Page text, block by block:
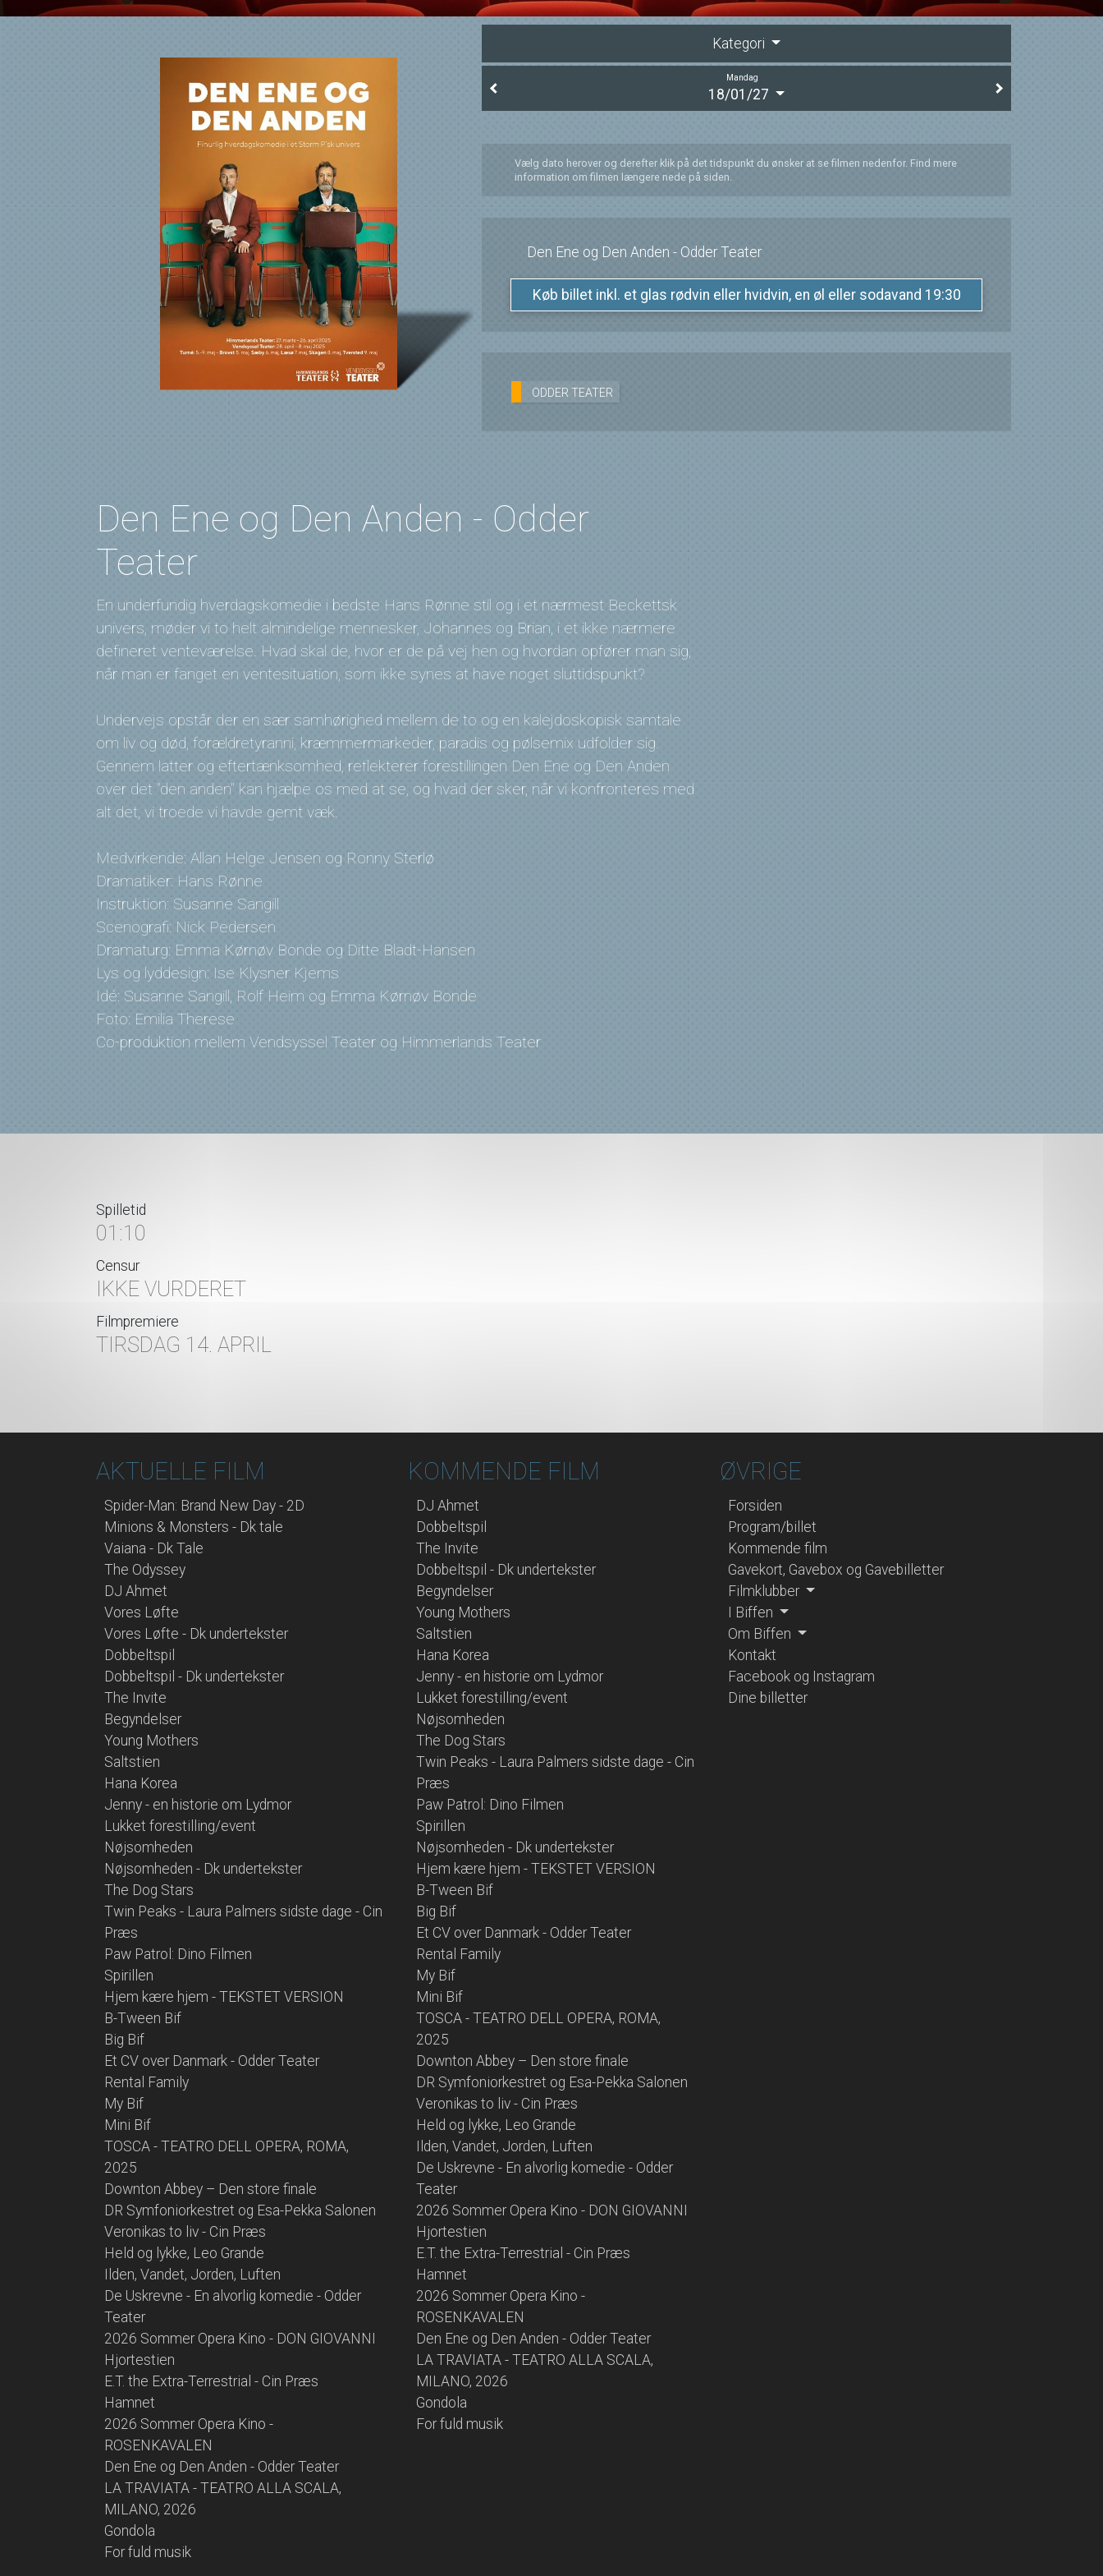
Kategori
Mandag
18/01/27
Vælg dato herover og derefter klik på det tidspunkt du ønsker at se filmen nedenfor. Find mere
information om filmen længere nede på siden.
Den Ene og Den Anden - Odder Teater
Køb billet inkl. et glas rødvin eller hvidvin, en øl eller sodavand 19:30
ODDER TEATER
Den Ene og Den Anden - Odder
Teater
En underfundig hverdagskomedie i bedste Hans Rønne stil og i et nærmest Beckettsk
univers, møder vi to helt almindelige mennesker, Johannes og Brian, i et ikke nærmere
defineret venteværelse. Hvad skal de, hvor er de på vej hen og hvordan opfører man sig,
når man er fanget en ventesituation, som ikke synes at have noget sluttidspunkt?
Undervejs opstår der en sær samhørighed mellem de to og en kalejdoskopisk samtale
om liv og død, forældretyranni, kræmmermarkeder, paradis og pølsemix udfolder sig.
Gennem latter og eftertænksomhed, reflekterer forestillingen Den Ene og Den Anden
over det "den anden" kan hjælpe os med at se, og hvad der sker, når vi konfronteres med
alt det, vi troede vi havde gemt væk.
Medvirkende: Allan Helge Jensen og Ronny Sterlø
Dramatiker: Hans Rønne
Instruktion: Susanne Sangill
Scenografi: Nick Pedersen
Dramaturg: Emma Kørnøv Bonde og Ditte Bladt-Hansen
Lys og lyddesign: Ise Klysner Kjems
Idé: Susanne Sangill, Rolf Heim og Emma Kørnøv Bonde
Foto: Emilia Therese
Co-produktion mellem Vendsyssel Teater og Himmerlands Teater
Spilletid
01:10
Censur
IKKE VURDERET
Filmpremiere
TIRSDAG 14. APRIL
AKTUELLE FILM
Spider-Man: Brand New Day - 2D
Minions & Monsters - Dk tale
Vaiana - Dk Tale
The Odyssey
DJ Ahmet
Vores Løfte
Vores Løfte - Dk undertekster
Dobbeltspil
Dobbeltspil - Dk undertekster
The Invite
Begyndelser
Young Mothers
Saltstien
Hana Korea
Jenny - en historie om Lydmor
Lukket forestilling/event
Nøjsomheden
Nøjsomheden - Dk undertekster
The Dog Stars
Twin Peaks - Laura Palmers sidste dage - Cin
Præs
Paw Patrol: Dino Filmen
Spirillen
Hjem kære hjem - TEKSTET VERSION
B-Tween Bif
Big Bif
Et CV over Danmark - Odder Teater
Rental Family
My Bif
Mini Bif
TOSCA - TEATRO DELL OPERA, ROMA,
2025
Downton Abbey – Den store finale
DR Symfoniorkestret og Esa-Pekka Salonen
Veronikas to liv - Cin Præs
Held og lykke, Leo Grande
Ilden, Vandet, Jorden, Luften
De Uskrevne - En alvorlig komedie - Odder
Teater
2026 Sommer Opera Kino - DON GIOVANNI
Hjortestien
E.T. the Extra-Terrestrial - Cin Præs
Hamnet
2026 Sommer Opera Kino -
ROSENKAVALEN
Den Ene og Den Anden - Odder Teater
LA TRAVIATA - TEATRO ALLA SCALA,
MILANO, 2026
Gondola
For fuld musik
KOMMENDE FILM
DJ Ahmet
Dobbeltspil
The Invite
Dobbeltspil - Dk undertekster
Begyndelser
Young Mothers
Saltstien
Hana Korea
Jenny - en historie om Lydmor
Lukket forestilling/event
Nøjsomheden
The Dog Stars
Twin Peaks - Laura Palmers sidste dage - Cin
Præs
Paw Patrol: Dino Filmen
Spirillen
Nøjsomheden - Dk undertekster
Hjem kære hjem - TEKSTET VERSION
B-Tween Bif
Big Bif
Et CV over Danmark - Odder Teater
Rental Family
My Bif
Mini Bif
TOSCA - TEATRO DELL OPERA, ROMA,
2025
Downton Abbey – Den store finale
DR Symfoniorkestret og Esa-Pekka Salonen
Veronikas to liv - Cin Præs
Held og lykke, Leo Grande
Ilden, Vandet, Jorden, Luften
De Uskrevne - En alvorlig komedie - Odder
Teater
2026 Sommer Opera Kino - DON GIOVANNI
Hjortestien
E.T. the Extra-Terrestrial - Cin Præs
Hamnet
2026 Sommer Opera Kino -
ROSENKAVALEN
Den Ene og Den Anden - Odder Teater
LA TRAVIATA - TEATRO ALLA SCALA,
MILANO, 2026
Gondola
For fuld musik
ØVRIGE
Forsiden
Program/billet
Kommende film
Gavekort, Gavebox og Gavebilletter
Filmklubber
I Biffen
Om Biffen
Kontakt
Facebook og Instagram
Dine billetter